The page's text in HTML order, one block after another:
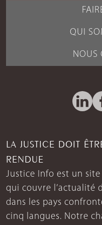
QUI
NOUS
LA JUSTICE DOIT
RENDUE
Justice Info est un
qui couvre l’actualité
dans les pays
cinq langues. Notre